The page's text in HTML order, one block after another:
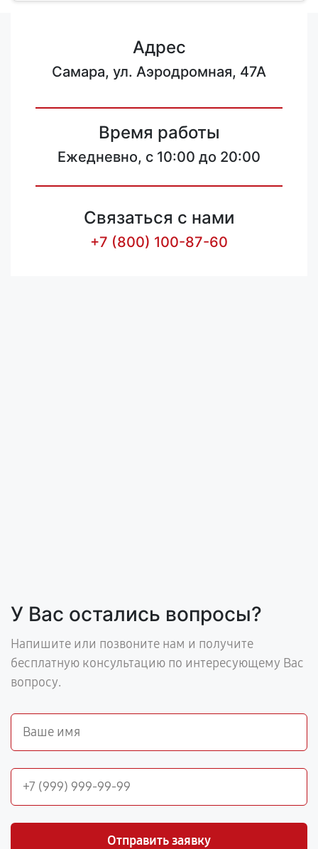
Адрес
Самара, ул. Аэродромная, 47А
Время работы
Ежедневно, с 10:00 до 20:00
Связаться с нами
+7 (800) 100-87-60
У Вас остались вопросы?
Напишите или позвоните нам и получите
бесплатную консультацию по интересующему Вас
вопросу.
Отправить заявку